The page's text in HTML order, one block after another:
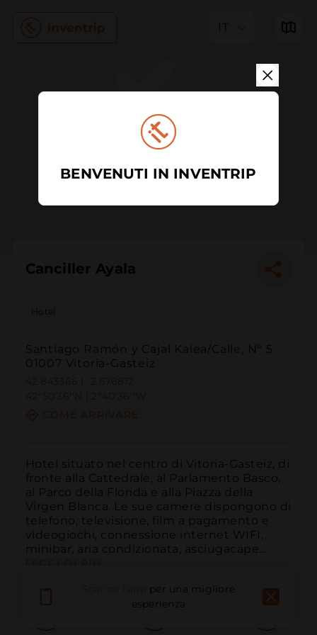
IT
Canciller Ayala
Hotel
Santiago Ramón y Cajal Kalea/Calle, Nº 5
01007 Vitoria-Gasteiz
Hotel situato nel centro di Vitoria-Gasteiz, di
fronte alla Cattedrale, al Parlamento Basco,
al Parco della Florida e alla Piazza della
Virgen Blanca. Le sue camere dispongono di
telefono, televisione, film a pagamento e
videogiochi, connessione internet WIFI,
minibar, aria condizionata, asciugacape...
per una migliore
esperienza
BENVENUTI IN INVENTRIP